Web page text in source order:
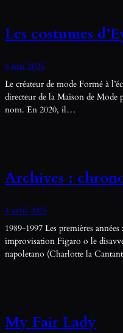
Les costumes
8 mai 2025
Le créateur de mode Formé à
directeur de la Maison de Mode
nom. En 2020, il…
Archives :
4 avril 2025
1989-1997 Les premières
improvisation Figaro o le
napoletano (Charlotte la
My Fair Lady